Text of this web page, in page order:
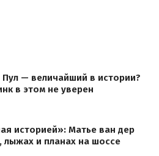
— величайший в истории?
в этом не уверен
историей»: Матье ван дер
лыжах и планах на шоссе